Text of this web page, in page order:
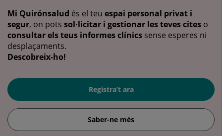
Mi Quirónsalud és el teu espai personal privat i
segur, on pots sol·licitar i gestionar les teves cites o
consultar els teus informes clínics sense esperes ni
desplaçaments.
Descobreix-ho!
Registra’t ara
Saber-ne més